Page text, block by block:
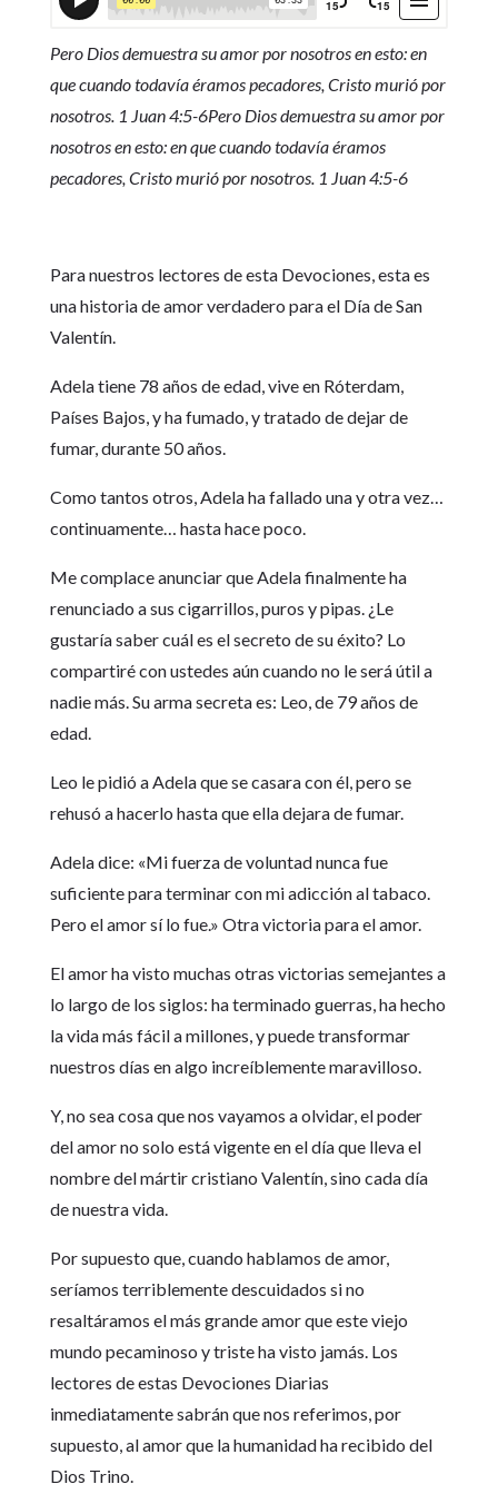
Pero Dios demuestra su amor por nosotros en esto: en
que cuando todavía éramos pecadores, Cristo murió por
nosotros. 1 Juan 4:5-6Pero Dios demuestra su amor por
nosotros en esto: en que cuando todavía éramos
pecadores, Cristo murió por nosotros. 1 Juan 4:5-6
Para nuestros lectores de esta Devociones, esta es
una historia de amor verdadero para el Día de San
Valentín.
Adela tiene 78 años de edad, vive en Róterdam,
Países Bajos, y ha fumado, y tratado de dejar de
fumar, durante 50 años.
Como tantos otros, Adela ha fallado una y otra vez…
continuamente… hasta hace poco.
Me complace anunciar que Adela finalmente ha
renunciado a sus cigarrillos, puros y pipas. ¿Le
gustaría saber cuál es el secreto de su éxito? Lo
compartiré con ustedes aún cuando no le será útil a
nadie más. Su arma secreta es: Leo, de 79 años de
edad.
Leo le pidió a Adela que se casara con él, pero se
rehusó a hacerlo hasta que ella dejara de fumar.
Adela dice: «Mi fuerza de voluntad nunca fue
suficiente para terminar con mi adicción al tabaco.
Pero el amor sí lo fue.» Otra victoria para el amor.
El amor ha visto muchas otras victorias semejantes a
lo largo de los siglos: ha terminado guerras, ha hecho
la vida más fácil a millones, y puede transformar
nuestros días en algo increíblemente maravilloso.
Y, no sea cosa que nos vayamos a olvidar, el poder
del amor no solo está vigente en el día que lleva el
nombre del mártir cristiano Valentín, sino cada día
de nuestra vida.
Por supuesto que, cuando hablamos de amor,
seríamos terriblemente descuidados si no
resaltáramos el más grande amor que este viejo
mundo pecaminoso y triste ha visto jamás. Los
lectores de estas Devociones Diarias
inmediatamente sabrán que nos referimos, por
supuesto, al amor que la humanidad ha recibido del
Dios Trino.